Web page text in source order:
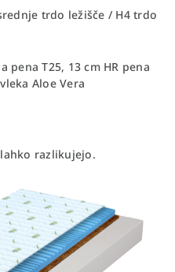
trdo ležišče / H4 trdo
pena T25, 13 cm HR pena
Aloe Vera
razlikujejo.